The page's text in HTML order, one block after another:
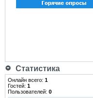
Статистика
Онлайн всего: 1
Гостей: 1
Пользователей: 0